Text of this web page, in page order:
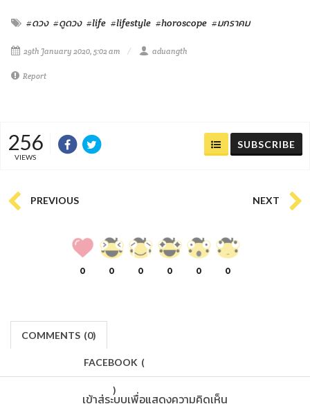
#ดวง #ดูดวง #life #lifestyle #horoscope #มกราคม
29th January 2020, 5:02 am aduangth
Report
256
VIEWS
SUBSCRIBE
PREVIOUS NEXT
0 0 0 0 0 0
COMMENTS (0)
FACEBOOK (
)
เข้าสู่ระบบเพื่อแสดงความคิดเห็น